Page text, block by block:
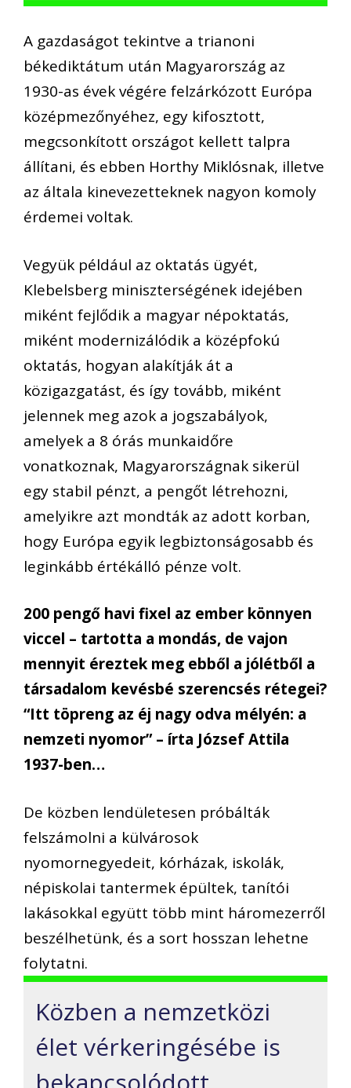
A gazdaságot tekintve a trianoni
békediktátum után Magyarország az
1930-as évek végére felzárkózott Európa
középmezőnyéhez, egy kifosztott,
megcsonkított országot kellett talpra
állítani, és ebben Horthy Miklósnak, illetve
az általa kinevezetteknek nagyon komoly
érdemei voltak.
Vegyük például az oktatás ügyét,
Klebelsberg miniszterségének idejében
miként fejlődik a magyar népoktatás,
miként modernizálódik a középfokú
oktatás, hogyan alakítják át a
közigazgatást, és így tovább, miként
jelennek meg azok a jogszabályok,
amelyek a 8 órás munkaidőre
vonatkoznak, Magyarországnak sikerül
egy stabil pénzt, a pengőt létrehozni,
amelyikre azt mondták az adott korban,
hogy Európa egyik legbiztonságosabb és
leginkább értékálló pénze volt.
200 pengő havi fixel az ember könnyen
viccel – tartotta a mondás, de vajon
mennyit éreztek meg ebből a jólétből a
társadalom kevésbé szerencsés rétegei?
“Itt töpreng az éj nagy odva mélyén: a
nemzeti nyomor” – írta József Attila
1937-ben…
De közben lendületesen próbálták
felszámolni a külvárosok
nyomornegyedeit, kórházak, iskolák,
népiskolai tantermek épültek, tanítói
lakásokkal együtt több mint háromezerről
beszélhetünk, és a sort hosszan lehetne
folytatni.
Közben a nemzetközi
élet vérkeringésébe is